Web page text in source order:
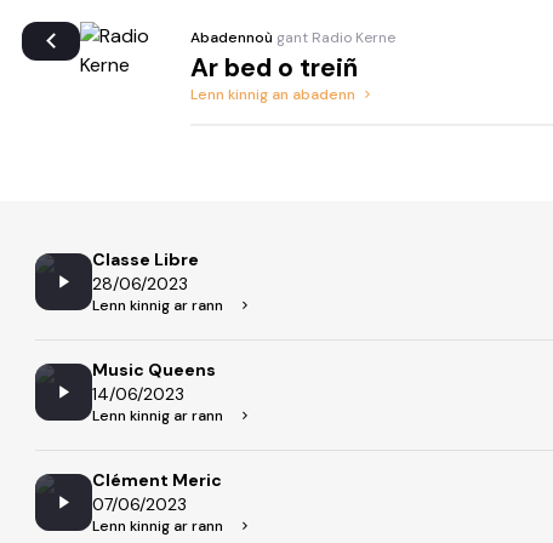
Abadennoù gant Radio Kerne
Ar bed o treiñ
Lenn kinnig an abadenn
Classe Libre
28/06/2023
Lenn kinnig ar rann
Music Queens
14/06/2023
Lenn kinnig ar rann
Clément Meric
07/06/2023
Lenn kinnig ar rann